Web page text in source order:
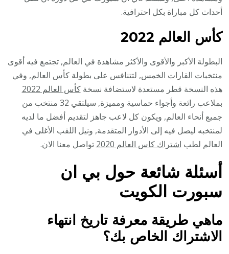
أحداث كل مباراة بكل احترافية.
كأس العالم 2022
البطولة الأكبر والأقوى والأكثر مشاهدة في العالم, تجتمع فيه أقوى
منتخبات القارات الخمس, لتتنافس على بطولة كأس العالم, وفي
هذه النسخة قطر مستعدة لاستضافة نسخةكأس العالم 2022
بملاعب رائعة وأجواء حماسية ومميزة, سيلتقي 32 منتخب من
جميع أنحاء العالم, ويكون كل لاعب جاهز لتقديم أفضل ما لديه
لمنتخبه ليصل فيه إلى الأدوار المتقدمة, ونيل اللقب الأغلى في
العالم لطب اشتراك كاس العالم 2020 تواصل معنا الان.
أسئلة شائعة حول بي ان
سبورت الكويت
ماهي طريقة معرفة تاريخ انتهاء
الاشتراك الخاص بك؟